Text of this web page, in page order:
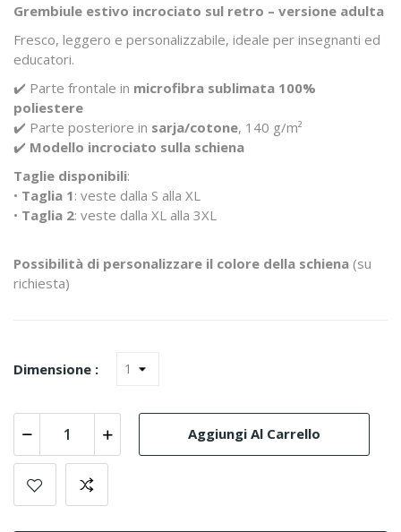
Grembiule estivo incrociato sul retro – versione adulta
Fresco, leggero e personalizzabile, ideale per insegnanti ed
educatori.
✔️ Parte frontale in microfibra sublimata 100%
poliestere
✔️ Parte posteriore in sarja/cotone, 140 g/m²
✔️ Modello incrociato sulla schiena
Taglie disponibili:
• Taglia 1: veste dalla S alla XL
• Taglia 2: veste dalla XL alla 3XL
Possibilità di personalizzare il colore della schiena (su
richiesta)
Dimensione :
Aggiungi Al Carrello